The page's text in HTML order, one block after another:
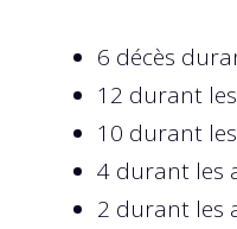
6 décès
12 durant
10 durant
4 durant les
2 durant les